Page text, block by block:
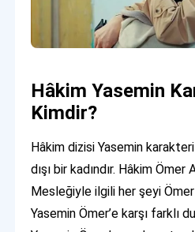
Hâkim Yasemin
Kimdir?
Hâkim dizisi Yasemin karakteri
dışı bir kadındır. Hâkim
Mesleğiyle ilgili her şeyi
Yasemin Ömer’e karşı farklı